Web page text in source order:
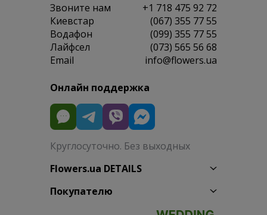
Звоните нам
+1 718 475 92 72
Киевстар
(067) 355 77 55
Водафон
(099) 355 77 55
Лайфсел
(073) 565 56 68
Email
info@flowers.ua
Онлайн поддержка
Круглосуточно. Без выходных
Flowers.ua DETAILS
Покупателю